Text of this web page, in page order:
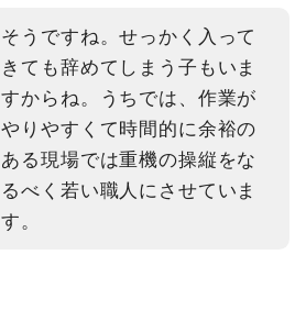
そうですね。せっかく入って
きても辞めてしまう子もいま
すからね。うちでは、作業が
やりやすくて時間的に余裕の
ある現場では重機の操縦をな
るべく若い職人にさせていま
す。